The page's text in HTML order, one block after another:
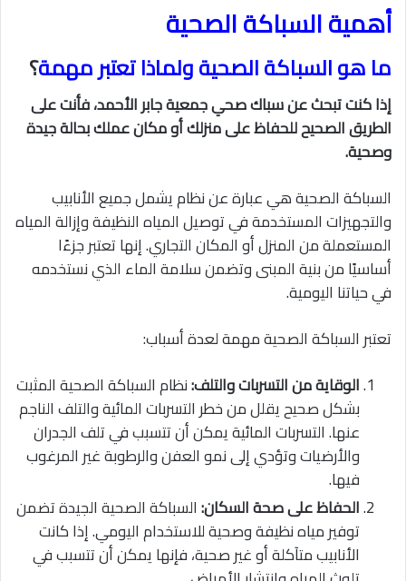
أهمية السباكة الصحية
ما هو السباكة الصحية ولماذا تعتبر مهمة؟
إذا كنت تبحث عن سباك صحي جمعية جابر الأحمد، فأنت على
الطريق الصحيح للحفاظ على منزلك أو مكان عملك بحالة جيدة
وصحية.
السباكة الصحية هي عبارة عن نظام يشمل جميع الأنابيب
والتجهيزات المستخدمة في توصيل المياه النظيفة وإزالة المياه
المستعملة من المنزل أو المكان التجاري. إنها تعتبر جزءًا
أساسيًا من بنية المبنى وتضمن سلامة الماء الذي نستخدمه
في حياتنا اليومية.
تعتبر السباكة الصحية مهمة لعدة أسباب:
الوقاية من التسربات والتلف:نظام السباكة الصحية المثبت
بشكل صحيح يقلل من خطر التسربات المائية والتلف الناجم
عنها. التسربات المائية يمكن أن تتسبب في تلف الجدران
والأرضيات وتؤدي إلى نمو العفن والرطوبة غير المرغوب
فيها.
الحفاظ على صحة السكان:السباكة الصحية الجيدة تضمن
توفير مياه نظيفة وصحية للاستخدام اليومي. إذا كانت
الأنابيب متآكلة أو غير صحية، فإنها يمكن أن تتسبب في